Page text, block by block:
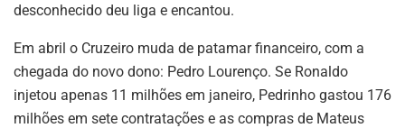
desconhecido deu liga e encantou.
Em abril o Cruzeiro muda de patamar financeiro, com a
chegada do novo dono: Pedro Lourenço. Se Ronaldo
injetou apenas 11 milhões em janeiro, Pedrinho gastou 176
milhões em sete contratações e as compras de Mateus